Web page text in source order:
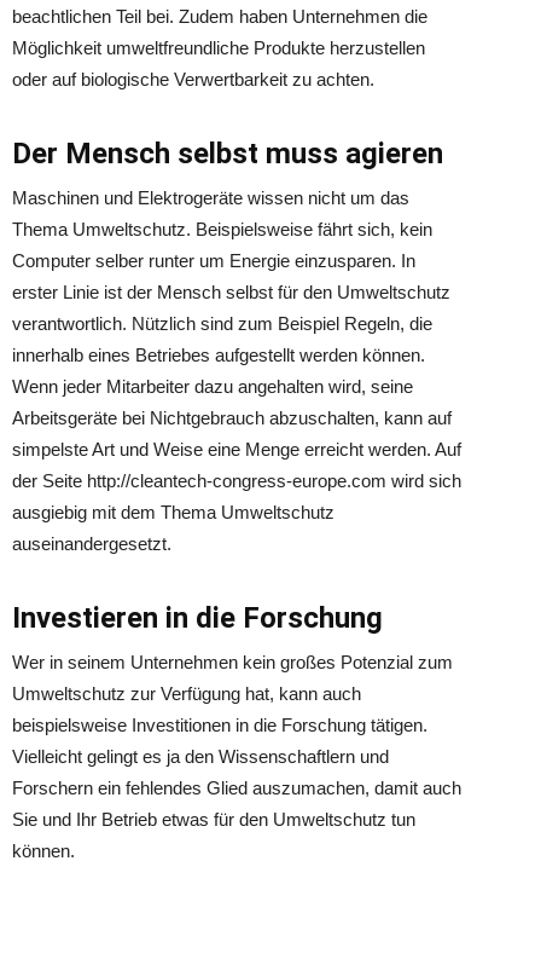
beachtlichen Teil bei. Zudem haben Unternehmen die
Möglichkeit umweltfreundliche Produkte herzustellen
oder auf biologische Verwertbarkeit zu achten.
Der Mensch selbst muss agieren
Maschinen und Elektrogeräte wissen nicht um das
Thema Umweltschutz. Beispielsweise fährt sich, kein
Computer selber runter um Energie einzusparen. In
erster Linie ist der Mensch selbst für den Umweltschutz
verantwortlich. Nützlich sind zum Beispiel Regeln, die
innerhalb eines Betriebes aufgestellt werden können.
Wenn jeder Mitarbeiter dazu angehalten wird, seine
Arbeitsgeräte bei Nichtgebrauch abzuschalten, kann auf
simpelste Art und Weise eine Menge erreicht werden. Auf
der Seite http://cleantech-congress-europe.com wird sich
ausgiebig mit dem Thema Umweltschutz
auseinandergesetzt.
Investieren in die Forschung
Wer in seinem Unternehmen kein großes Potenzial zum
Umweltschutz zur Verfügung hat, kann auch
beispielsweise Investitionen in die Forschung tätigen.
Vielleicht gelingt es ja den Wissenschaftlern und
Forschern ein fehlendes Glied auszumachen, damit auch
Sie und Ihr Betrieb etwas für den Umweltschutz tun
können.